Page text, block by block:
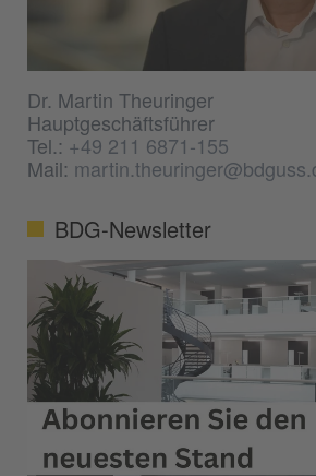
Dr. Martin Theuringer
Hauptgeschäftsführer
Tel.:+49 211 6871-155
Mail:
BDG-Newsletter